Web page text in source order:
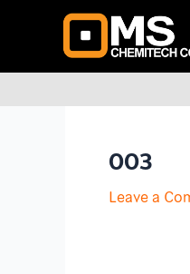
003
Leave a
Post
navigation